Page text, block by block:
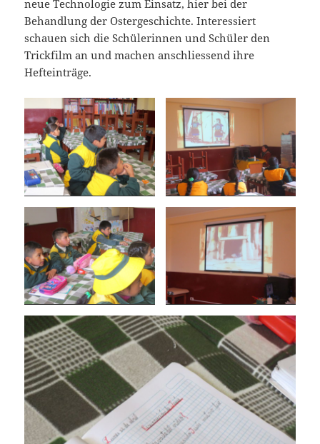
neue Technologie zum Einsatz, hier bei der
Behandlung der Ostergeschichte. Interessiert
schauen sich die Schülerinnen und Schüler den
Trickfilm an und machen anschliessend ihre
Hefteinträge.